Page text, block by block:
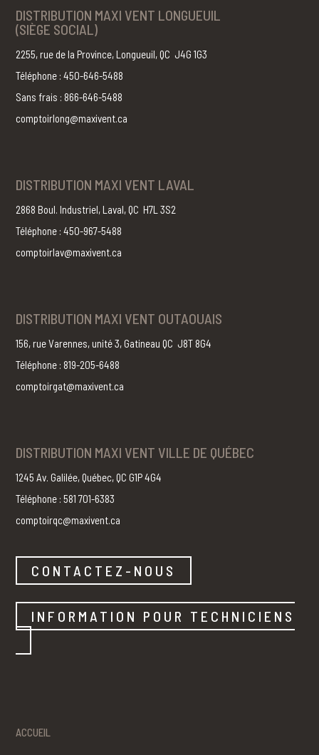
DISTRIBUTION MAXI VENT LONGUEUIL
(SIÈGE SOCIAL)
2255, rue de la Province, Longueuil, QC J4G 1G3
Téléphone : 450-646-5488
Sans frais : 866-646-5488
comptoirlong@maxivent.ca
DISTRIBUTION MAXI VENT LAVAL
2868 Boul. Industriel, Laval, QC H7L 3S2
Téléphone : 450-967-5488
comptoirlav@maxivent.ca
DISTRIBUTION MAXI VENT OUTAOUAIS
156, rue Varennes, unité 3, Gatineau QC J8T 8G4
Téléphone : 819-205-6488
comptoirgat@maxivent.ca
DISTRIBUTION MAXI VENT VILLE DE QUÉBEC
1245 Av. Galilée, Québec, QC G1P 4G4
Téléphone : 581 701-6383
comptoirqc@maxivent.ca
CONTACTEZ-NOUS
INFORMATION POUR TECHNICIENS
ACCUEIL